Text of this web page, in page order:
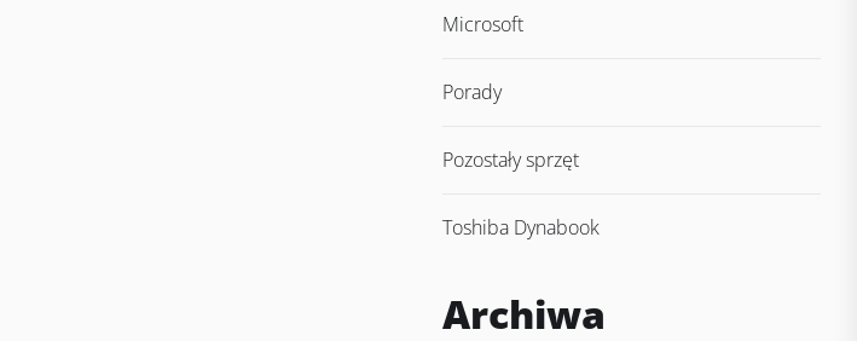
Microsoft
Porady
Pozostały sprzęt
Toshiba Dynabook
Archiwa